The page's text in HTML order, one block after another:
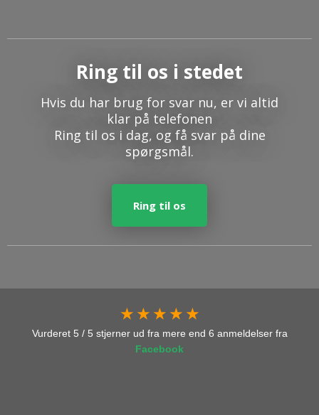
Ring til os​ i stedet
Hvis du har brug for svar nu, er vi altid
klar på telefonen
Ring til os i dag, og få svar på dine
spørgsmål.
Ring til os
★ ★ ★ ★ ★
Vurderet 5 / 5 stjerner ud fra mere end 6 anmeldelser fra
Facebook